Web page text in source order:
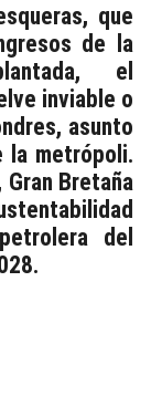
que
de la
el
inviable o
asunto
la metrópoli.
Bretaña
del